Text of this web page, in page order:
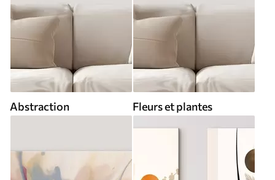
Abstraction Fleurs et plantes